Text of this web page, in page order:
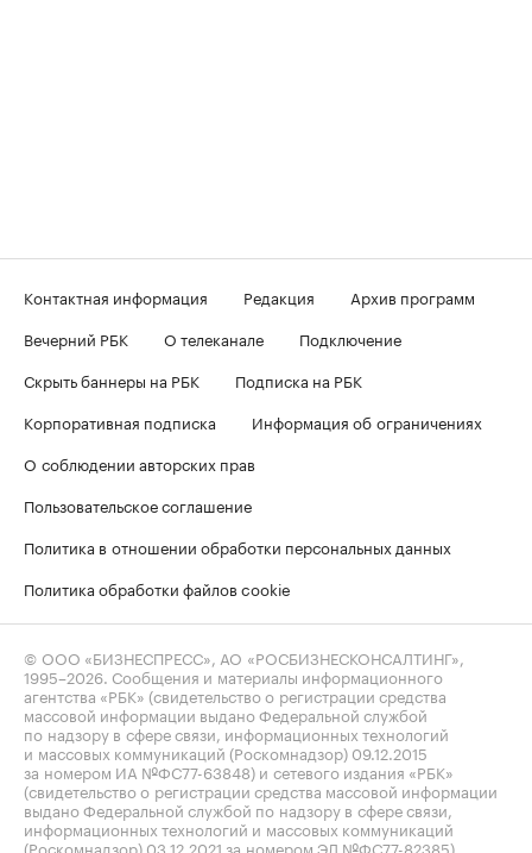
Контактная информация Редакция
Архив программ
Вечерний РБК
О телеканале
Подключение
Скрыть баннеры на РБК
Подписка на РБК
Корпоративная подписка
Информация об ограничениях
О соблюдении авторских прав
Пользовательское соглашение
Политика в отношении обработки персональных данных
Политика обработки файлов cookie
© ООО «БИЗНЕСПРЕСС», АО «РОСБИЗНЕСКОНСАЛТИНГ»,
1995–2026 . Сообщения и материалы информационного
агентства «РБК» (свидетельство о регистрации средства
массовой информации выдано Федеральной службой
по надзору в сфере связи, информационных технологий
и массовых коммуникаций (Роскомнадзор) 09.12.2015
за номером ИА №ФС77-63848) и сетевого издания «РБК»
(свидетельство о регистрации средства массовой информации
выдано Федеральной службой по надзору в сфере связи,
информационных технологий и массовых коммуникаций
(Роскомнадзор) 03.12.2021 за номером ЭЛ №ФС77-82385)